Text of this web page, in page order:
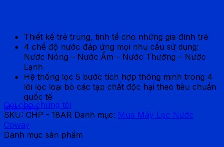
Thiết kế trẻ trung, tinh tế cho những gia đình trẻ
4 chế độ nước đáp ứng mọi nhu cầu sử dụng:
Nước Nóng – Nước Ấm – Nước Thường – Nước
Lạnh
Hệ thống lọc 5 bước tích hợp thông minh trong 4
lõi lọc loại bỏ các tạp chất độc hại theo tiêu chuẩn
quốc tế
chat zalo
Gọi cho chúng tôi
SKU: CHP - 18AR Danh mục: Mua Máy Lọc Nước
Coway
Danh mục sản phẩm